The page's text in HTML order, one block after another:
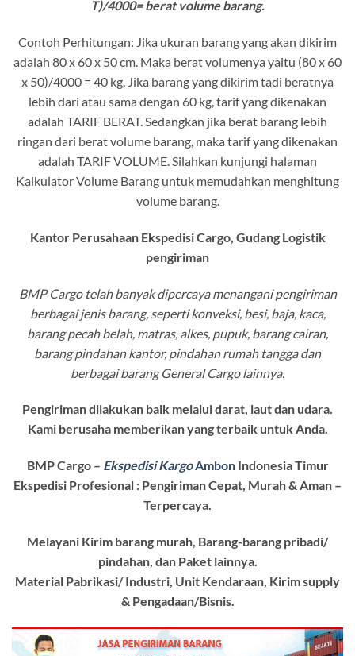
T)/4000= berat volume barang.
Contoh Perhitungan: Jika ukuran barang yang akan dikirim
adalah 80 x 60 x 50 cm. Maka berat volumenya yaitu (80 x 60
x 50)/4000 = 40 kg. Jika barang yang dikirim tadi beratnya
lebih dari atau sama dengan 60 kg, tarif yang dikenakan
adalah TARIF BERAT. Sedangkan jika berat barang lebih
ringan dari berat volume barang, maka tarif yang dikenakan
adalah TARIF VOLUME. Silahkan kunjungi halaman
Kalkulator Volume Barang untuk memudahkan menghitung
volume barang.
Kantor Perusahaan Ekspedisi Cargo, Gudang Logistik
pengiriman
BMP Cargo telah banyak dipercaya menangani pengiriman
berbagai jenis barang, seperti konveksi, besi, baja, kaca,
barang pecah belah, matras, alkes, pupuk, barang cairan,
barang pindahan kantor, pindahan rumah tangga dan
berbagai barang General Cargo lainnya.
Pengiriman dilakukan baik melalui darat, laut dan udara.
Kami berusaha memberikan yang terbaik untuk Anda.
BMP Cargo – Ekspedisi KargoAmbonIndonesia Timur
Ekspedisi Profesional : Pengiriman Cepat, Murah & Aman –
Terpercaya.
Melayani Kirim barang murah, Barang-barang pribadi/
pindahan, dan Paket lainnya.
Material Pabrikasi/ Industri, Unit Kendaraan, Kirim supply
& Pengadaan/Bisnis.